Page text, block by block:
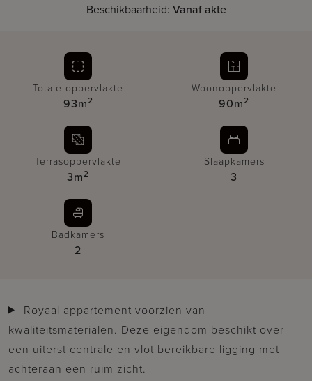
Beschikbaarheid: Vanaf akte
Totale oppervlakte
93m2
Woonoppervlakte
90m2
Terrasoppervlakte
3m2
Slaapkamers
3
Badkamers
2
kwaliteitsmaterialen. Deze eigendom beschikt over
een uiterst centrale en vlot bereikbare ligging met
achteraan een ruim zicht.